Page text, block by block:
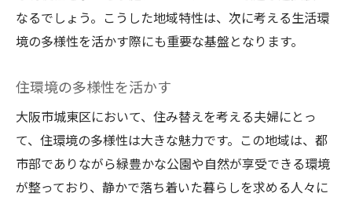
夫婦の新たなスタートに最適な地域
生活の質を向上させる住み替え
家族の将来を考えた選択肢
コミュニティの魅力を探る
地域特性を理解して住み替えを成功させる秘訣
地域特性を見極めるポイント
なるでしょう。こうした地域特性は、次に考える生活環
境の多様性を活かす際にも重要な基盤となります。
住環境の多様性を活かす
大阪市城東区において、住み替えを考える夫婦にとっ
て、住環境の多様性は大きな魅力です。この地域は、都
市部でありながら緑豊かな公園や自然が享受できる環境
が整っており、静かで落ち着いた暮らしを求める人々に